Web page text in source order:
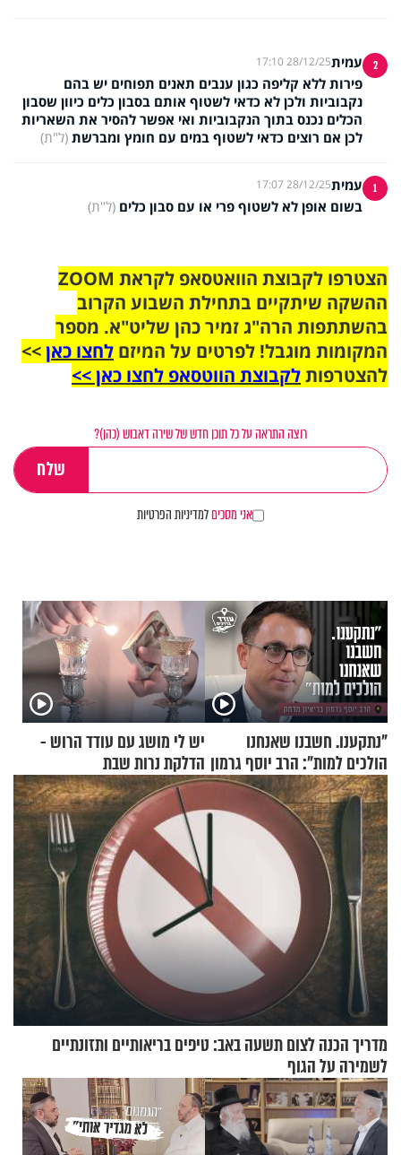
2 עמית28/12/25 17:10
פירות ללא קליפה כגון ענבים תאנים תפוחים יש בהם
נקבוביות ולכן לא כדאי לשטוף אותם בסבון כלים כיוון שסבון
הכלים נכנס בתוך הנקבוביות ואי אפשר להסיר את השאריות
לכן אם רוצים כדאי לשטוף במים עם חומץ ומברשת (ל"ת)
1 עמית28/12/25 17:07
בשום אופן לא לשטוף פרי או עם סבון כלים (ל"ת)
הצטרפו לקבוצת הוואטסאפ לקראת ZOOM
ההשקה שיתקיים בתחילת השבוע הקרוב
בהשתתפות הרה"ג זמיר כהן שליט"א. מספר
המקומות מוגבל! לפרטים על המיזם לחצו כאן>>
להצטרפותלקבוצת הווטסאפ לחצו כאן >>
רוצה התראה על כל תוכן חדש של שירה דאבוש (כהן)?
אני מסכיםלמדיניות הפרטיות
"נתקענו. חשבנו שאנחנו
הולכים למות": הרב יוסף גרמון
בריאיון מרתק
יש לי מושג עם עודד הרוש -
הדלקת נרות שבת
מדריך הכנה לצום תשעה באב: טיפים בריאותיים ותזונתיים
לשמירה על הגוף